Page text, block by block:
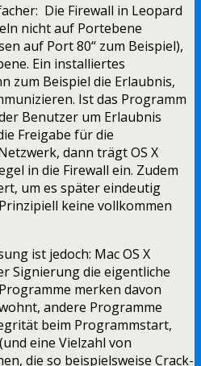
Die Firewall in Leopard
nicht auf Portebene
auf Port 80“ zum Beispiel),
Ein installiertes
zum Beispiel die Erlaubnis,
Ist das Programm
Benutzer um Erlaubnis
Freigabe für die
dann trägt OS X
in die Firewall ein. Zudem
um es später eindeutig
keine vollkommen
ist jedoch: Mac OS X
Signierung die eigentliche
merken davon
andere Programme
beim Programmstart,
eine Vielzahl von
die so beispielsweise Crack-